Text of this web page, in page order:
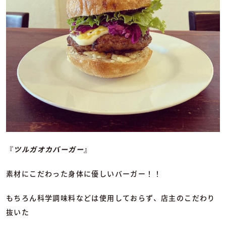
『 ツルガオカバーガー』
素材にこだわった身体に優しいバーガー！！
もちろん科学調味料などは使用しておらず、店主のこだわり
抜いた